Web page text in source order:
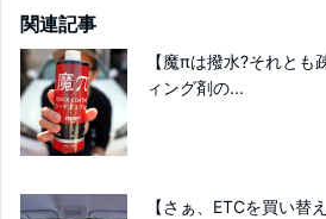
関連記事
【魔πは撥水?それと
ィング剤の...
【さぁ、ETCを買い替